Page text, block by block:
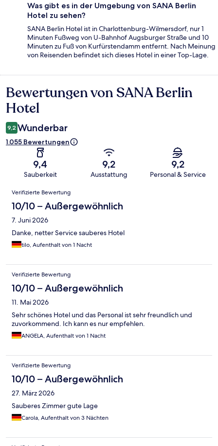
Was gibt es in der Umgebung von SANA Berlin
Hotel zu sehen?
SANA Berlin Hotel ist in Charlottenburg-Wilmersdorf, nur 1
Minuten Fußweg von U-Bahnhof Augsburger Straße und 10
Minuten zu Fuß von Kurfürstendamm entfernt. Nach Meinung
von Reisenden befindet sich dieses Hotel in einer Top-Lage.
Bewertungen
Bewertungen von SANA Berlin
Hotel
9,2 Wunderbar
1.055 Bewertungen
9,4
Sauberkeit
9,2
Ausstattung
9,2
Personal & Service
Bewertungen
Verifizierte Bewertung
10/10 – Außergewöhnlich
7. Juni 2026
Danke, netter Service sauberes Hotel
tilo, Aufenthalt von 1 Nacht
Verifizierte Bewertung
10/10 – Außergewöhnlich
11. Mai 2026
Sehr schönes Hotel und das Personal ist sehr freundlich und
zuvorkommend. Ich kann es nur empfehlen.
ANGELA, Aufenthalt von 1 Nacht
Verifizierte Bewertung
10/10 – Außergewöhnlich
27. März 2026
Sauberes Zimmer gute Lage
Carola, Aufenthalt von 3 Nächten